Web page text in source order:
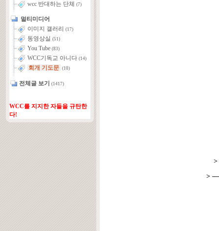
wcc 반대하는 단체 (7)
멀티미디어
이미지 갤러리
(17)
동영상실 (51)
You Tube (83)
WCC기독교 아니다 (14)
회개 기도문 (10)
전체글 보기 (1417)
WCC를 지지한 자들을 규탄한
다!
>
> —